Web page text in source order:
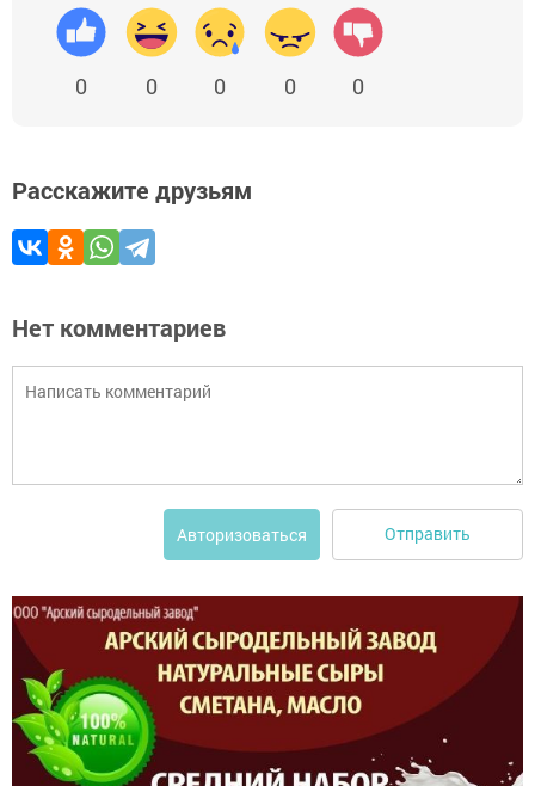
0 0 0 0 0
Расскажите друзьям
Нет комментариев
Авторизоваться Отправить